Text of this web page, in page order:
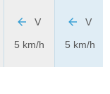
V
5 km/h
V
5 km/h